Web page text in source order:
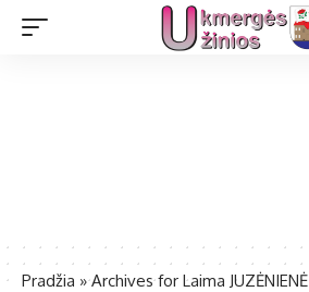
Pradžia »Archives for Laima JUZĖNIENĖ